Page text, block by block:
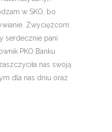
w SKO, bo
Zwycięzcom
serdecznie pani
PKO Banku
nas swoją
dla nas dniu oraz